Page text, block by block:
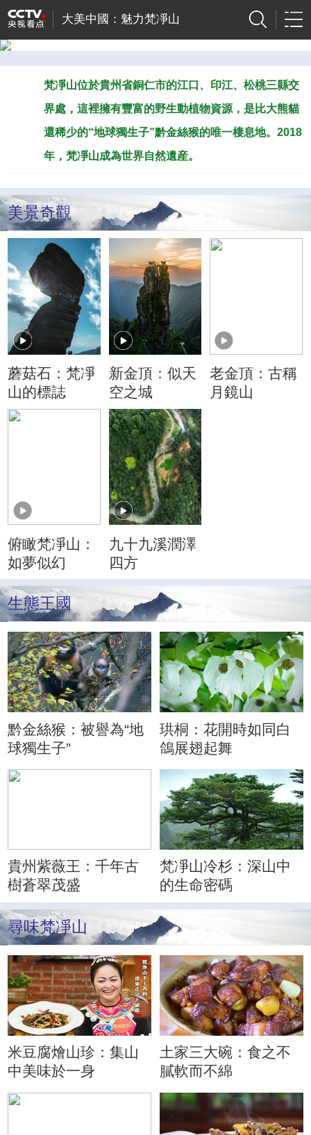
大美中國：魅力梵凈山
梵凈山位於貴州省銅仁市的江口、印江、松桃三縣交
界處，這裡擁有豐富的野生動植物資源，是比大熊貓
還稀少的“地球獨生子”黔金絲猴的唯一棲息地。2018
年，梵凈山成為世界自然遺産。
美景奇觀
蘑菇石：梵凈
山的標誌
新金頂：似天
空之城
老金頂：古稱
月鏡山
俯瞰梵凈山：
如夢似幻
九十九溪潤澤
四方
生態王國
黔金絲猴：被譽為“地
球獨生子”
珙桐：花開時如同白
鴿展翅起舞
貴州紫薇王：千年古
樹蒼翠茂盛
梵凈山冷杉：深山中
的生命密碼
尋味梵凈山
米豆腐燴山珍：集山
中美味於一身
土家三大碗：食之不
膩軟而不綿